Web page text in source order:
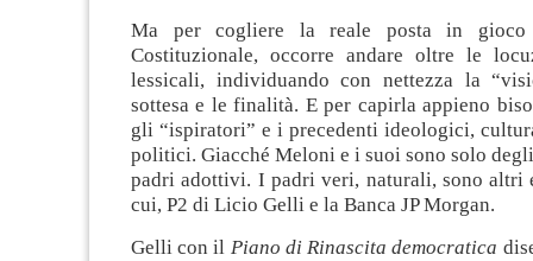
Ma per cogliere la reale posta in gioco
Costituzionale, occorre andare oltre le
lessicali, individuando con nettezza la
sottesa e le finalità. E per capirla appieno
gli “ispiratori” e i precedenti ideologici,
politici. Giacché Meloni e i suoi sono solo
padri adottivi. I padri veri, naturali, sono altri
cui, P2 di Licio Gelli e la Banca JP Morgan.
Gelli con il Piano di Rinascita democratica